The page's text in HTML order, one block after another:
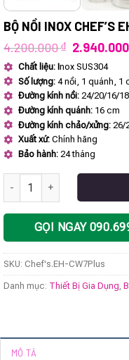
BỘ NỒI INOX CHEF’S
4.200.000₫ Giá
là:
Chất liệu: Inox SUS304
Số lượng: 4 nồi, 1 quánh, 1
Đường kính nồi: 24/20/16/
Đường kính quánh: 16 cm
Đường kính chảo/xửng: 26/
Xuất xứ: Chính hãng
Bảo hành: 24 tháng
Bộ nồi inox Chef's EH-
GỌI NGAY
SKU: Chef's.EH-CW7Plus
Danh mục: Thiết Bị Gia Dụng
MÔ TẢ